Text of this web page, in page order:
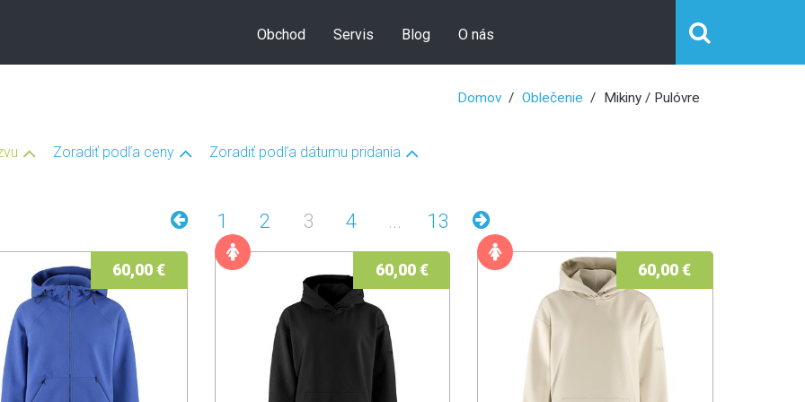
Obchod Servis Blog O nás
Domov Oblečenie Mikiny / Pulóvre
Zoradiť podľa ceny Zoradiť podľa dátumu pridania
1 2 3 4 ... 13
60,00 € 60,00 € 60,00 €